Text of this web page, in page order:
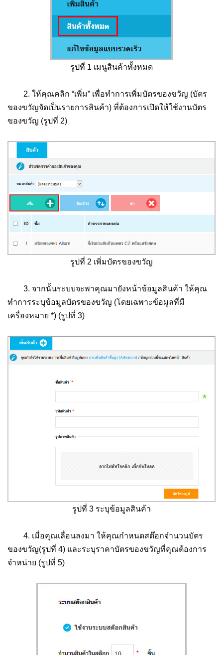
รูปที่ 1 เมนูสินค้าทั้งหมด
2. ให้คุณคลิก “เพิ่ม” เพื่อทำการเพิ่มบัตรของขวัญ (บัตร
ของขวัญจัดเป็นรายการสินค้า) ที่ต้องการเปิดให้ใช้งานบัตร
ของขวัญ (รูปที่ 2)
รูปที่ 2 เพิ่มบัตรของขวัญ
3. จากนั้นระบบจะพาคุณมายังหน้าข้อมูลสินค้า ให้คุณ
ทำการระบุข้อมูลบัตรของขวัญ (โดยเฉพาะข้อมูลที่มี
เครื่องหมาย *) (รูปที่ 3)
รูปที่ 3 ระบุข้อมูลสินค้า
4. เมื่อคุณเลื่อนลงมา ให้คุณกำหนดสต๊อกจำนวนบัตร
ของขวัญ(รูปที่ 4) และระบุราคาบัตรของขวัญที่คุณต้องการ
จำหน่าย (รูปที่ 5)